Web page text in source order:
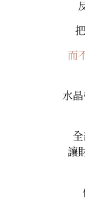
把
而
水
讓